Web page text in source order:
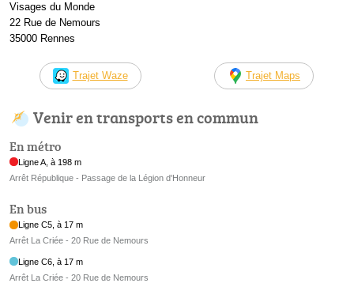
Visages du Monde
22 Rue de Nemours
35000 Rennes
Trajet Waze Trajet Maps
Venir en transports en commun
En métro
Ligne A, à 198 m
Arrêt République - Passage de la Légion d'Honneur
En bus
Ligne C5, à 17 m
Arrêt La Criée - 20 Rue de Nemours
Ligne C6, à 17 m
Arrêt La Criée - 20 Rue de Nemours